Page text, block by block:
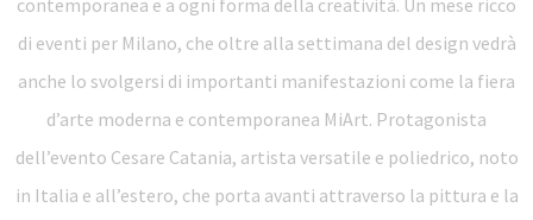
contemporanea e a ogni forma della creatività. Un mese ricco
di eventi per Milano, che oltre alla settimana del design vedrà
anche lo svolgersi di importanti manifestazioni come la fiera
d’arte moderna e contemporanea MiArt. Protagonista
dell’evento Cesare Catania, artista versatile e poliedrico, noto
in Italia e all’estero, che porta avanti attraverso la pittura e la